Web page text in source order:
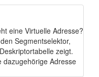
eine Virtuelle Adresse?
Segmentselektor,
zeigt.
dazugehörige Adresse